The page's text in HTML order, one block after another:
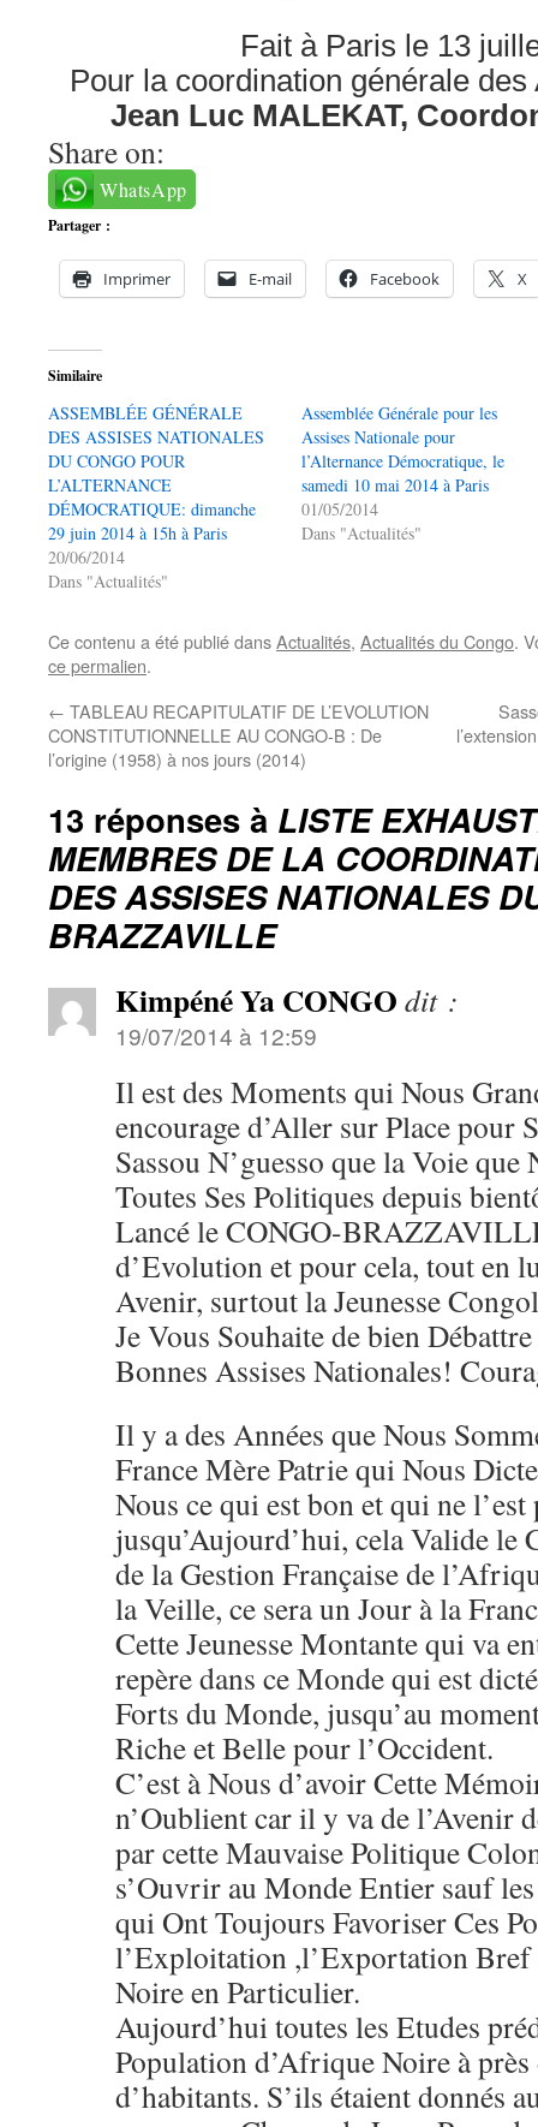
Fait à Paris le 13
Pour la coordination générale
Jean Luc MALEKAT,
Share on:
WhatsApp
Partager :
Imprimer E-mail Facebook X
Similaire
ASSEMBLÉE GÉNÉRALE
DES ASSISES NATIONALES
DU CONGO POUR
L’ALTERNANCE
DÉMOCRATIQUE: dimanche
29 juin 2014 à 15h à Paris
20/06/2014
Dans "Actualités"
Assemblée Générale pour les
Assises Nationale pour
l’Alternance Démocratique, le
samedi 10 mai 2014 à Paris
01/05/2014
Dans "Actualités"
Ce contenu a été publié dansActualités, Actualités du Congo.
ce permalien.
← TABLEAU RECAPITULATIF DE L’EVOLUTION
CONSTITUTIONNELLE AU CONGO-B : De
l’origine (1958) à nos jours (2014)
13 réponses à LISTE
MEMBRES DE LA
DES ASSISES NATIONALES
BRAZZAVILLE
Kimpéné Ya CONGO dit :
19/07/2014 à 12:59
Il est des Moments qui Nous
encourage d’Aller sur Place pour
Sassou N’guesso que la Voie que
Toutes Ses Politiques depuis
Lancé le CONGO-
d’Evolution et pour cela, tout en
Avenir, surtout la Jeunesse
Je Vous Souhaite de bien
Bonnes Assises Nationales!
Il y a des Années que Nous
France Mère Patrie qui Nous
Nous ce qui est bon et qui ne
jusqu’Aujourd’hui, cela Valide le
de la Gestion Française de
la Veille, ce sera un Jour à la
Cette Jeunesse Montante qui va
repère dans ce Monde qui est
Forts du Monde, jusqu’au
Riche et Belle pour l’Occident.
C’est à Nous d’avoir Cette
n’Oublient car il y va de l’Avenir
par cette Mauvaise Politique
s’Ouvrir au Monde Entier sauf
qui Ont Toujours Favoriser Ces
l’Exploitation ,l’Exportation
Noire en Particulier.
Aujourd’hui toutes les Etudes
Population d’Afrique Noire à
d’habitants. S’ils étaient donnés